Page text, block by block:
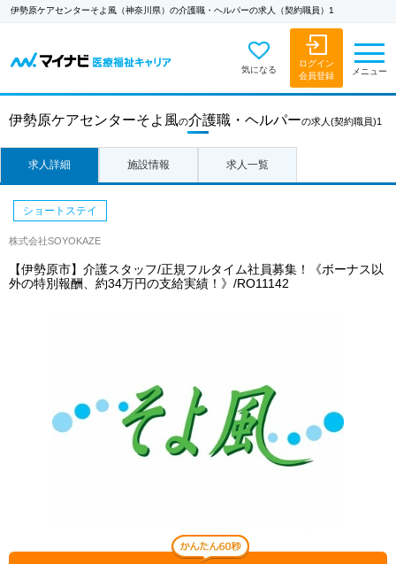
伊勢原ケアセンターそよ風（神奈川県）の介護職・ヘルパーの求人（契約職員）1
気になる
ログイン
会員登録
メニュー
伊勢原ケアセンターそよ風の介護職・ヘルパーの求人 (契約職員)1
求人詳細 施設情報 求人一覧
ショートステイ
株式会社SOYOKAZE
【伊勢原市】介護スタッフ/正規フルタイム社員募集！《ボーナス以
外の特別報酬、約34万円の支給実績！》/RO11142